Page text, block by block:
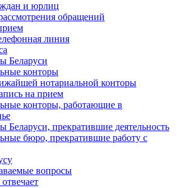
и юрлиц
обращений
линия
Беларуси
конторы
нотариальной конторы
на прием
конторы, работающие в
Беларуси, прекратившие деятельность
бюро, прекратившие работу с
вопросы